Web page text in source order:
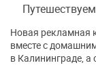
Новая рекламная
вместе с
в Калининграде,